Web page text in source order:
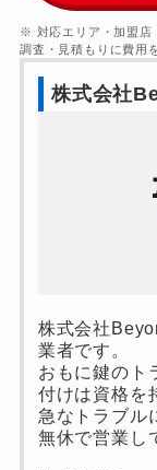
※ 対応エリア・加盟店
調査・見積もりに費用
株式会社
株式会社
業者です。
おもに鍵のト
付けは資格を
急なトラブル
無休で営業し